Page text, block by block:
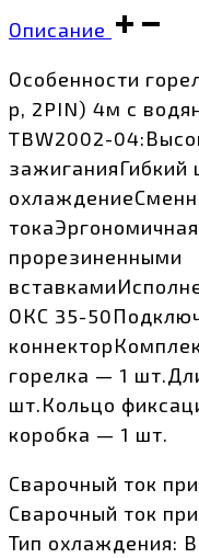
количество
Описание
Особенности
р, 2PIN) 4м с
TBW2002-
зажиганияГибкий
прорезиненными
ОКС 35-
горелка — 1
шт.Кольцо
коробка — 1 шт.
Сварочный ток
Сварочный ток
Тип охлаждения: